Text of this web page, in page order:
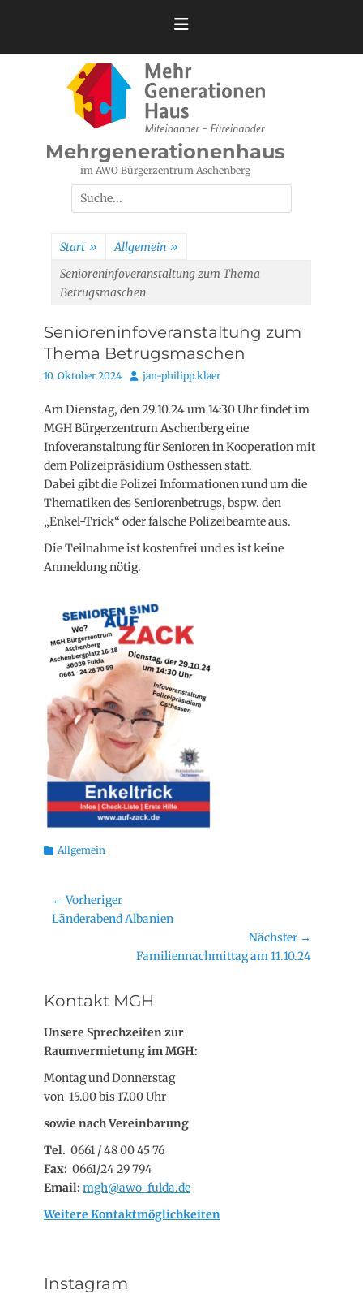
Mehrgenerationenhaus
im AWO Bürgerzentrum Aschenberg
Suchen
nach:
Start » Allgemein »
Senioreninfoveranstaltung zum Thema
Betrugsmaschen
Senioreninfoveranstaltung zum
Thema Betrugsmaschen
Posted
10. Oktober 2024 Autorjan-philipp.klaer
Am Dienstag, den 29.10.24 um 14:30 Uhr findet im
MGH Bürgerzentrum Aschenberg eine
Infoveranstaltung für Senioren in Kooperation mit
dem Polizeipräsidium Osthessen statt.
Dabei gibt die Polizei Informationen rund um die
Thematiken des Seniorenbetrugs, bspw. den
„Enkel-Trick“ oder falsche Polizeibeamte aus.
Die Teilnahme ist kostenfrei und es ist keine
Anmeldung nötig.
Kategorien
Allgemein
Beitragsnavigation
← Vorheriger
Vorheriger
Länderabend Albanien
Nächster →
Familiennachmittag am 11.10.24
Kontakt MGH
Unsere Sprechzeiten zur
Raumvermietung im MGH:
Montag und Donnerstag
von 15.00 bis 17.00 Uhr
sowie nach Vereinbarung
Tel. 0661 / 48 00 45 76
Fax: 0661/24 29 794
Email: mgh@awo-fulda.de
Weitere Kontaktmöglichkeiten
Instagram